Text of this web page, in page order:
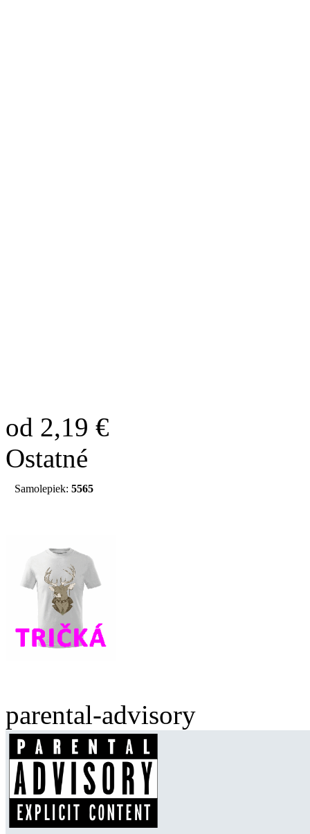
od 2,19 €
Ostatné
Samolepiek: 5565
parental-advisory